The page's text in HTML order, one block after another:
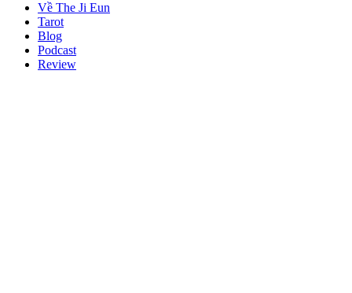
Về The Ji Eun
Tarot
Blog
Podcast
Review